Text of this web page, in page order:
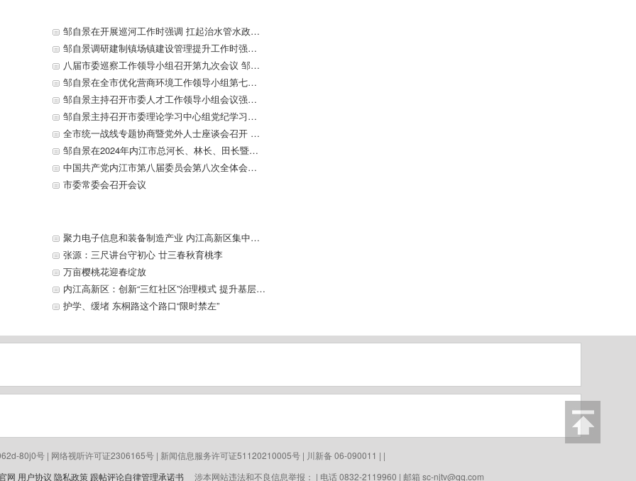
邹自景在开展巡河工作时强调 扛起治水管水政治责任 持续改善内江水环境质量
邹自景调研建制镇场镇建设管理提升工作时强调 实施场镇提升行动 切实在“管理”上下功夫 不断改善和提升居民生产生活环境
八届市委巡察工作领导小组召开第九次会议 邹自景主持会议并讲话
邹自景在全市优化营商环境工作领导小组第七次全体会议上强调 优服务降成本 锻长板补短板 进一步提升经营主体满意度获得感 李丹主持 戴震 康俊出席
邹自景主持召开市委人才工作领导小组会议强调 以人才之兴推动新时代内江振兴崛起 李丹出席
邹自景主持召开市委理论学习中心组党纪学习教育专题学习会强调 深入学习贯彻习近平总书记重要论述 把学习教育成效转化为推动内江发展的强大动力 李丹 康俊参加
全市统一战线专题协商暨党外人士座谈会召开 征求对市委八届八次全会文件及推动内江产业结构提质升级的意见建议 邹自景主持并讲话 李丹 康俊出席
邹自景在2024年内江市总河长、林长、田长暨耕地保护工作领导小组第一次全体会议上强调 抓严抓实河湖长制林长制田长制各项工作 加快建设美丽内江 坚决守牢耕地保护红线 李丹主持 康俊出席
中国共产党内江市第八届委员会第八次全体会议决议
市委常委会召开会议
聚力电子信息和装备制造产业 内江高新区集中签约一批项目 邹自景出席并见证签约
张源：三尺讲台守初心 廿三春秋育桃李
万亩樱桃花迎春绽放
内江高新区：创新“三红社区”治理模式 提升基层治理水平
护学、缓堵 东桐路这个路口“限时禁左”
80j0号 | 网络视听许可证2306165号 | 新闻信息服务许可证51120210005号 | 川新备 06-090011 | |
网 用户协议 隐私政策 跟帖评论自律管理承诺书涉本网站违法和不良信息举报： | 电话 0832-2119960 | 邮箱 sc-njtv@qq.com